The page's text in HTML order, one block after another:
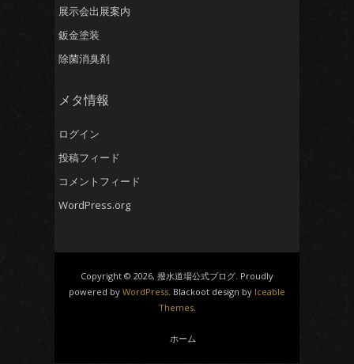
展示会出展案内
鈑金塗装
除菌消臭剤
メタ情報
ログイン
投稿フィード
コメントフィード
WordPress.org
Copyright © 2026, 撥水道場公式ブログ. Proudly
powered by WordPress . Blackoot design by Iceable
Themes.
ホーム